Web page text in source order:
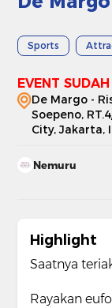
Sports
EVENT
De Margo -
Soepeno,
City, Jakarta,
Nemuru
Highlight
Saatnya
Rayakan